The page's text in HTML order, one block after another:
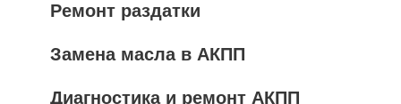
Ремонт раздатки
Замена масла в АКПП
Диагностика и ремонт АКПП